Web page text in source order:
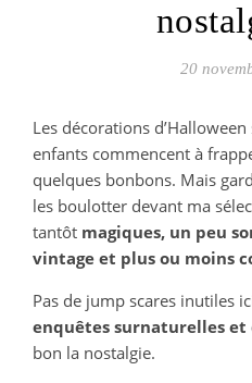
20
Les décorations
enfants commencent à
quelques bonbons. Mais
les boulotter devant ma
tantôt magiques, un peu
vintage et plus ou moins
Pas de jump scares inutiles
enquêtes surnaturelles et
bon la nostalgie.